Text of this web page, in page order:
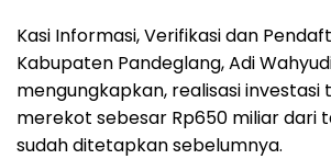
Kasi Informasi, Verifikasi dan
Kabupaten Pandeglang, Adi
mengungkapkan, realisasi investasi
merekot sebesar Rp650 miliar dari
sudah ditetapkan sebelumnya.